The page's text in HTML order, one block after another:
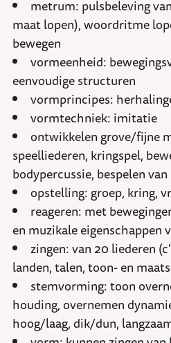
metrum: pulsbeleving
maat lopen), woordritme
bewegen
vormeenheid:
eenvoudige structuren
vormprincipes:
vormtechniek: imitatie
ontwikkelen grove/fijne
speelliederen, kringspel,
bodypercussie, bespelen
opstelling: groep, kring,
reageren: met
en muzikale eigenschappen
zingen: van 20 liederen
landen, talen, toon- en
stemvorming: toon
houding, overnemen
hoog/laag, dik/dun,